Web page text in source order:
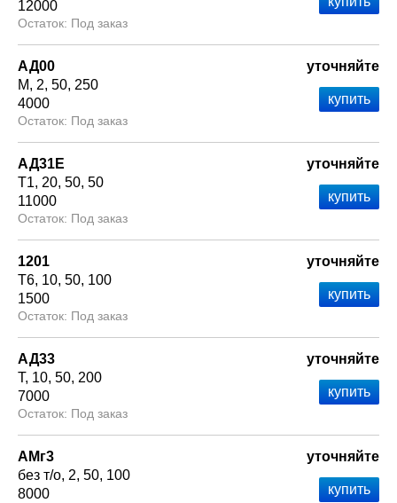
12000
Под заказ
АД00
М
2 50 250
4000
Под заказ
уточняйте
АД31Е
Т1 20 50 50
11000
Под заказ
уточняйте
1201
Т6 10 50 100
1500
Под заказ
уточняйте
АД33
Т 10 50 200
7000
Под заказ
уточняйте
АМг3
без т/о 2 50 100
8000
уточняйте